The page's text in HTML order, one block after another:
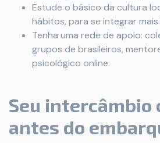
Estude o básico da cultura
hábitos, para se integrar
Tenha uma rede de apoio:
grupos de brasileiros,
psicológico online.
Seu intercâmbio
antes do